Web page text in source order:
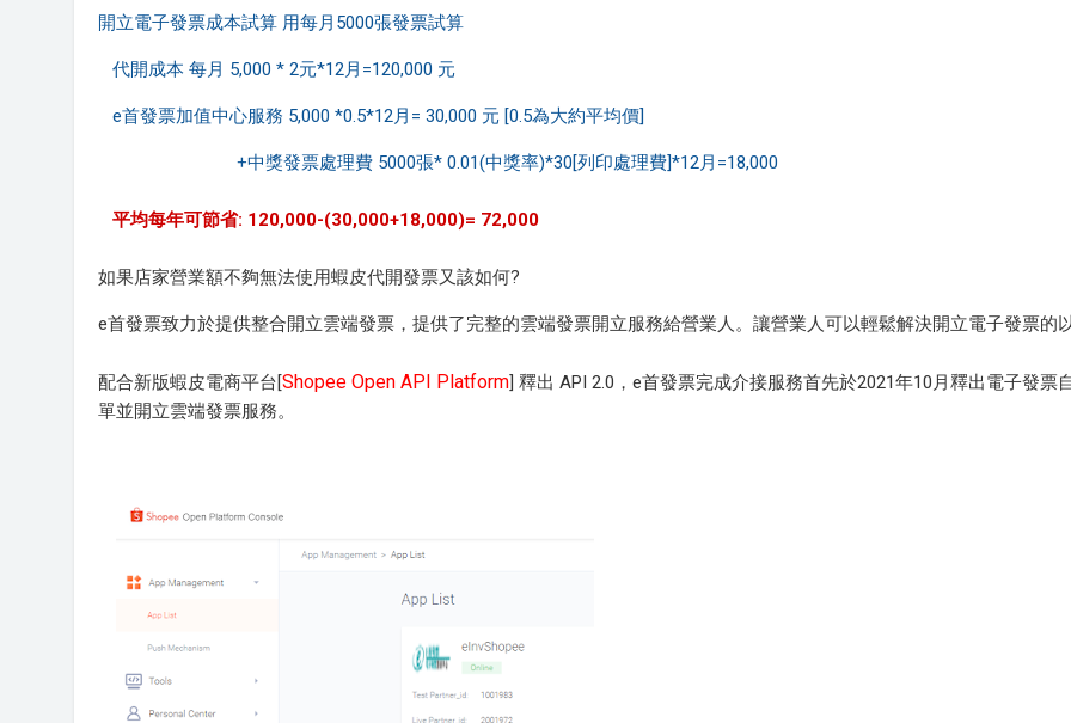
開立電子發票成本試算 用每月5000張發票試算
代開成本 每月 5,000 * 2元*12月=120,000 元
e首發票加值中心服務 5,000 *0.5*12月= 30,000 元 [0.5為大約平均價]
+中獎發票處理費 5000張* 0.01(中獎率)*30[列印處理費]*12月=18,000
平均每年可節省: 120,000-(30,000+18,000)= 72,000
如果店家營業額不夠無法使用蝦皮代開發票又該如何?
e首發票致力於提供整合開立雲端發票，提供了完整的雲端發票開立服務給營業人。讓營業人可以輕鬆解決開立電子發票的
配合新版蝦皮電商平台[Shopee Open API Platform] 釋出 API 2.0，e首發票完成介接服務首先於2021年10月釋出電子發票
單並開立雲端發票服務。